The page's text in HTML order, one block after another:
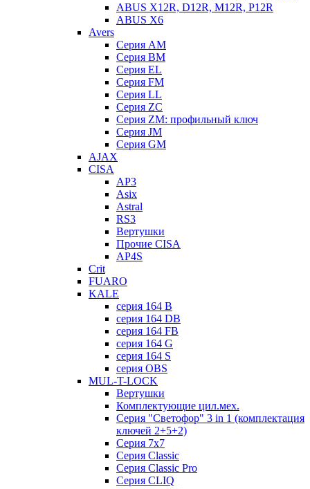
ABUS X12R, D12R, M12R, P12R
ABUS X6
Avers
Серия AM
Серия BM
Серия EL
Серия FM
Серия LL
Серия ZC
Серия ZM: профильный ключ
Серия JM
Серия GM
AJAX
CISA
AP3
Asix
Astral
RS3
Вертушки
Прочие CISA
AP4S
Crit
FUARO
KALE
серия 164 B
серия 164 DB
серия 164 FB
серия 164 G
серия 164 S
серия OBS
MUL-T-LOCK
Вертушки
Комплектующие цил.мех.
Серия "Светофор" 3 in 1 (комплектация
ключей 2+5+2)
Серия 7х7
Серия Classic
Серия Classic Pro
Серия CLIQ